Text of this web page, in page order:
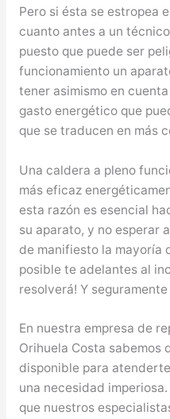
Pero si ésta se estropea
cuanto antes a un
puesto que puede ser
funcionamiento un
tener asimismo en
gasto energético que
que se traducen en más
Una caldera a pleno
más eficaz
esta razón es esencial
su aparato, y no esperar
de manifiesto la mayoría
posible te adelantes al
resolverá! Y
En nuestra empresa de
Orihuela Costa sabemos
disponible para
una necesidad
que nuestros